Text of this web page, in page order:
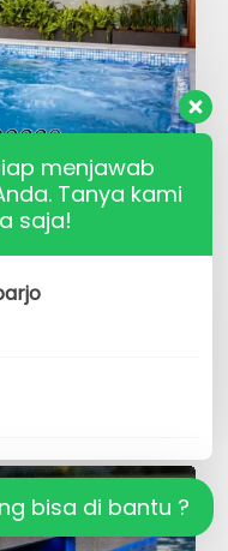
Kolam
menjawab
Tanya kami
saja!
bisa di bantu ?